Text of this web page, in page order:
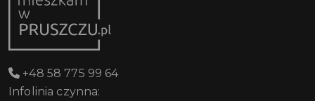
+48 58 775 99 64
Infolinia czynna: